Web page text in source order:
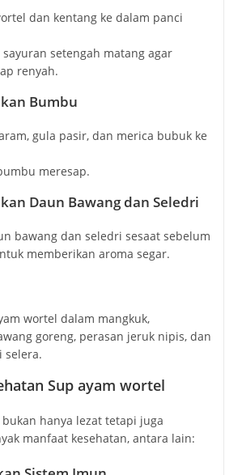
dan kentang ke dalam panci
sayuran setengah matang agar
renyah.
Bumbu
gula pasir, dan merica bubuk ke
meresap.
Daun Bawang dan Seledri
bawang dan seledri sesaat sebelum
memberikan aroma segar.
wortel dalam mangkuk,
goreng, perasan jeruk nipis, dan
selera.
Sup ayam wortel
hanya lezat tetapi juga
manfaat kesehatan, antara lain: